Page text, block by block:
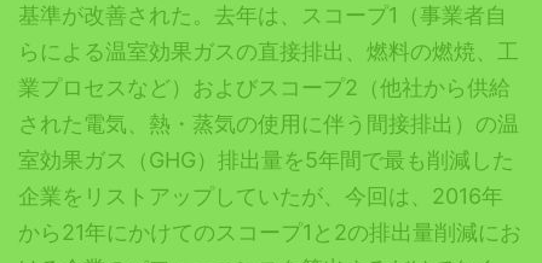
基準が改善された。去年は、スコープ1（事業者自
らによる温室効果ガスの直接排出、燃料の燃焼、工
業プロセスなど）およびスコープ2（他社から供給
された電気、熱・蒸気の使用に伴う間接排出）の温
室効果ガス（GHG）排出量を5年間で最も削減した
企業をリストアップしていたが、今回は、2016年
から21年にかけてのスコープ1と2の排出量削減にお